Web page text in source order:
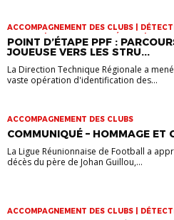
ACCOMPAGNEMENT DES CLUBS |
ESPOIRS | SPORT-ETUDE FÉMININ | VIE
POINT D’ÉTAPE PPF :
JOUEUSE VERS LES STRU...
La Direction Technique Régionale a
vaste opération d'identification des...
ACCOMPAGNEMENT DES CLUBS
COMMUNIQUÉ – HOMMAGE ET
La Ligue Réunionnaise de Football a
décès du père de Johan Guillou,...
ACCOMPAGNEMENT DES CLUBS |